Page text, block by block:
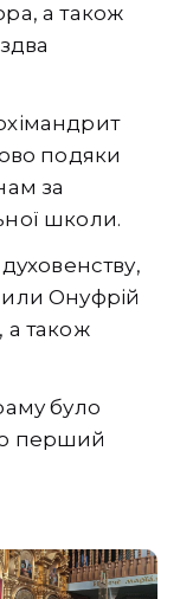
а також
подяки
за
школи.
Онуфрій
а також
було
перший